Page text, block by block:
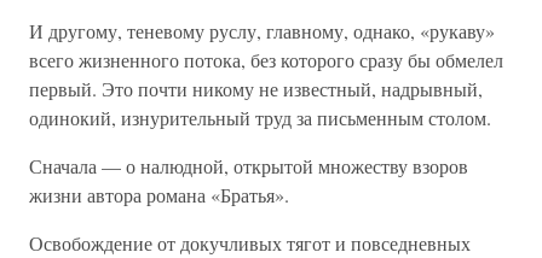
И другому, теневому руслу, главному, однако, «рукаву»
всего жизненного потока, без которого сразу бы обмелел
первый. Это почти никому не известный, надрывный,
одинокий, изнурительный труд за письменным столом.
Сначала — о налюдной, открытой множеству взоров
жизни автора романа «Братья».
Освобождение от докучливых тягот и повседневных